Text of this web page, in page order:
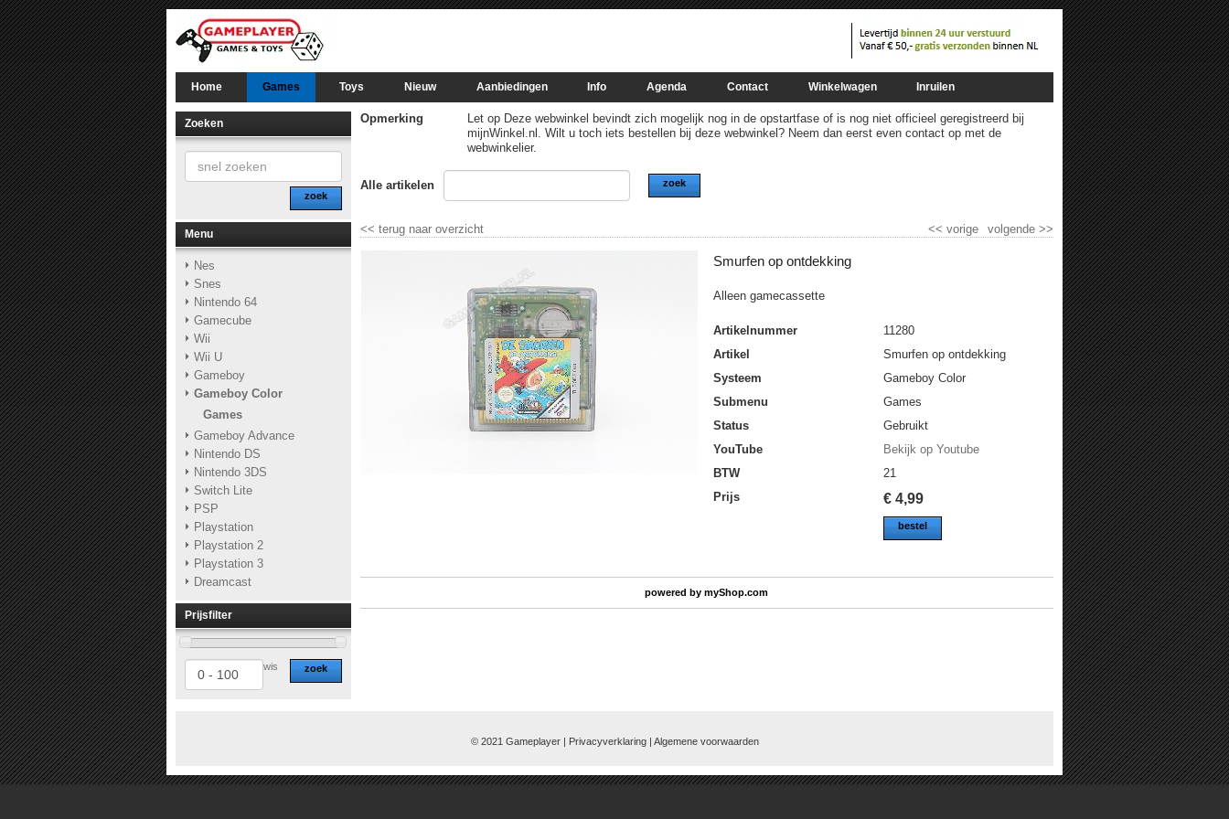
Home Games Toys Nieuw Aanbiedingen Info Agenda Contact Winkelwagen Inruilen
Zoeken
zoek
Menu
Nes
Snes
Nintendo 64
Gamecube
Wii
Wii U
Gameboy
Gameboy Color
Games
Gameboy Advance
Nintendo DS
Nintendo 3DS
Switch Lite
PSP
Playstation
Playstation 2
Playstation 3
Dreamcast
Prijsfilter
zoek
wis
Opmerking
Let op Deze webwinkel bevindt zich mogelijk nog in de opstartfase of is nog niet officieel geregistreerd bij
mijnWinkel.nl. Wilt u toch iets bestellen bij deze webwinkel? Neem dan eerst even contact op met de
webwinkelier.
Alle artikelen zoek
<< terug naar overzicht volgende>>
<< vorige
Smurfen op ontdekking
Alleen gamecassette
Artikelnummer
11280
Artikel
Smurfen op ontdekking
Systeem
Gameboy Color
Submenu
Games
Status
Gebruikt
YouTube
Bekijk op Youtube
BTW
21
Prijs
€4,99
bestel
powered bymyShop.com
© 2021 Gameplayer | Privacyverklaring | Algemene voorwaarden